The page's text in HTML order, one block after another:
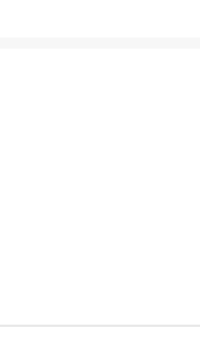
になります。